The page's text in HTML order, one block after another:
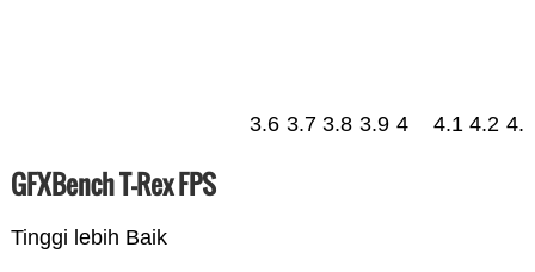
3.6 3.7 3.8 3.9 4 4.1 4.2 4.3
GFXBench T-Rex FPS
Tinggi lebih Baik